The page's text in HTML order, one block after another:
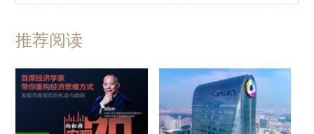
推荐阅读